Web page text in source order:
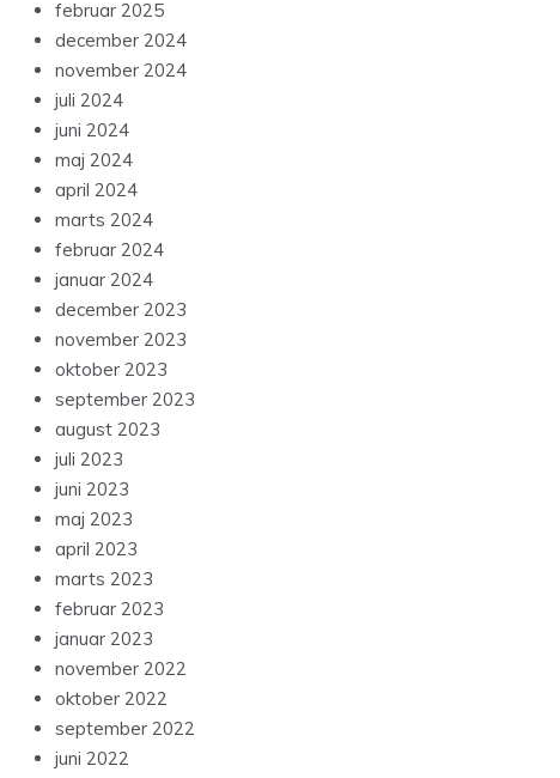
februar 2025
december 2024
november 2024
juli 2024
juni 2024
maj 2024
april 2024
marts 2024
februar 2024
januar 2024
december 2023
november 2023
oktober 2023
september 2023
august 2023
juli 2023
juni 2023
maj 2023
april 2023
marts 2023
februar 2023
januar 2023
november 2022
oktober 2022
september 2022
juni 2022